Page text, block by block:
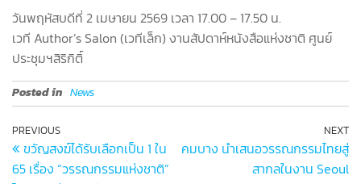
วันพฤหัสบดีที่ 2 เมษายน 2569 เวลา 17.00 – 17.50 น.
เวที Author’s Salon (เวทีเล็ก) งานสัปดาห์หนังสือแห่งชาติ ศูนย์
ประชุมฯสิริกิติ์
Posted in News
PREVIOUS
ขวัญสงฆ์ได้รับเลือกเป็น 1 ใน
65 เรื่อง “วรรณกรรมแห่งชาติ”
NEXT
คมบาง นำเสนอวรรณกรรมไทยสู่
สากลในงาน Seoul